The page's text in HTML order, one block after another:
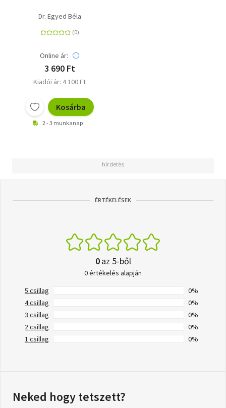
Dr. Egyed Béla
Online ár:
3 690 Ft
Kiadói ár: 4 100 Ft
Kosárba
2 - 3 munkanap
ÉRTÉKELÉSEK
0az 5-ből
0 értékelés alapján
5 csillag
0%
4 csillag
0%
3 csillag
0%
2 csillag
0%
1 csillag
0%
Neked hogy tetszett?